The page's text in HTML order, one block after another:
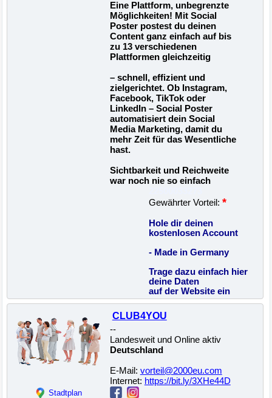
Eine Plattform, unbegrenzte
Möglichkeiten! Mit Social
Poster postest du deinen
Content ganz einfach auf bis
zu 13 verschiedenen
Plattformen gleichzeitig
– schnell, effizient und
zielgerichtet. Ob Instagram,
Facebook, TikTok oder
LinkedIn – Social Poster
automatisiert dein Social
Media Marketing, damit du
mehr Zeit für das Wesentliche
hast.
Sichtbarkeit und Reichweite
war noch nie so einfach
Gewährter Vorteil: *
Hole dir deinen
kostenlosen Account
- Made in Germany
Trage dazu einfach hier
deine Daten
auf der Website ein
Stadtplan
CLUB4YOU
--
Landesweit und Online aktiv
Deutschland
E-Mail: vorteil@2000eu.com
Internet: https://bit.ly/3XHe44D